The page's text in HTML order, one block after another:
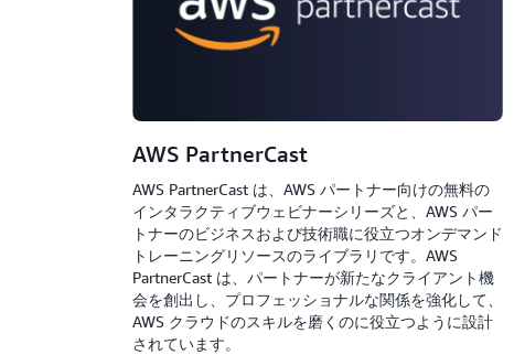
AWS PartnerCast
AWS PartnerCast は、AWS パートナー向けの無料の
インタラクティブウェビナーシリーズと、AWS パー
トナーのビジネスおよび技術職に役立つオンデマンド
トレーニングリソースのライブラリです。AWS
PartnerCast は、パートナーが新たなクライアント機
会を創出し、プロフェッショナルな関係を強化して、
AWS クラウドのスキルを磨くのに役立つように設計
されています。